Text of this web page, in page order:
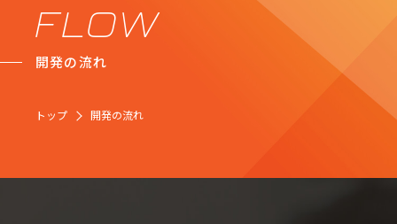
サービス
ネクサスの強み
事例紹介
FLOW
開発の流れ
トップ 開発の流れ